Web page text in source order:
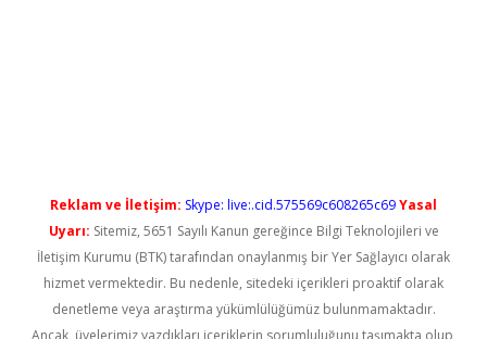
Reklam ve İletişim: Skype: live:.cid.575569c608265c69Yasal
Uyarı: Sitemiz, 5651 Sayılı Kanun gereğince Bilgi Teknolojileri ve
İletişim Kurumu (BTK) tarafından onaylanmış bir Yer Sağlayıcı olarak
hizmet vermektedir. Bu nedenle, sitedeki içerikleri proaktif olarak
denetleme veya araştırma yükümlülüğümüz bulunmamaktadır.
Ancak, üyelerimiz yazdıkları içeriklerin sorumluluğunu taşımakta olup,